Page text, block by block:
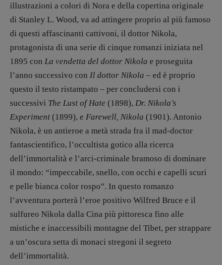
illustrazioni a colori di Nora e della copertina originale
di Stanley L. Wood, va ad attingere proprio al più famoso
di questi affascinanti cattivoni, il dottor Nikola,
protagonista di una serie di cinque romanzi iniziata nel
1895 con La vendetta del dottor Nikola e proseguita
l’anno successivo con Il dottor Nikola – ed è proprio
questo il testo ristampato – per concludersi con i
successivi The Lust of Hate (1898), Dr. Nikola’s
Experiment (1899), e Farewell, Nikola (1901). Antonio
Nikola, è un antieroe a metà strada fra il mad-doctor
fantascientifico, l’occultista gotico alla ricerca
dell’immortalità e l’arci-criminale bramoso di dominare
il mondo: “impeccabile, snello, con occhi e capelli scuri
e pelle bianca color rospo”. In questo romanzo
l’avventura porterà l’eroe positivo Wilfred Bruce e il
sulfureo Nikola dalla Cina più pittoresca fino alle
mistiche e inaccessibili montagne del Tibet, per strappare
a un’oscura setta di monaci stregoni il segreto
dell’immortalità.